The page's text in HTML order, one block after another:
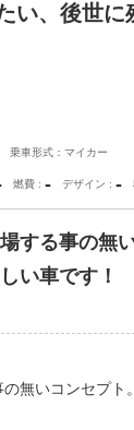
い、後世に
乗車形式：マイカー
燃費 - デザイン -
する事の無
い車です！
無いコンセプ